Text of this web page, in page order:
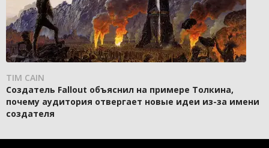
TIM CAIN
Создатель Fallout объяснил на примере Толкина,
почему аудитория отвергает новые идеи из-за имени
создателя